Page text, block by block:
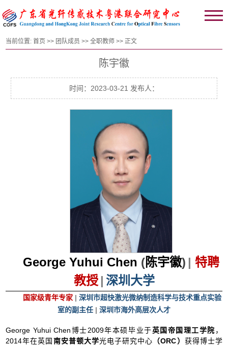
当前位置:首页 >> 团队成员 >>全职教师 >> 正文
陈宇徽
时间：2023-03-21 发布人：
George Yuhui Chen (陈宇徽) | 特聘
教授 | 深圳大学
国家级青年专家 | 深圳市超快激光微纳制造科学与技术重点实验
室的副主任 | 深圳市海外高层次人才
George Yuhui Chen博士2009年本硕毕业于英国帝国理工学院 ，
2014年在英国 南安普顿大学光电子研究中心 （ORC） 获得博士学